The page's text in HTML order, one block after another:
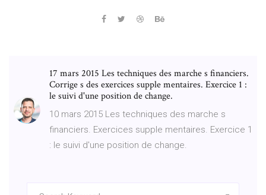
17 mars 2015 Les techniques des marche s financiers.
Corrige s des exercices supple mentaires. Exercice 1 :
le suivi d'une position de change.
10 mars 2015 Les techniques des marche s
financiers. Exercices supple mentaires. Exercice 1
: le suivi d'une position de change.